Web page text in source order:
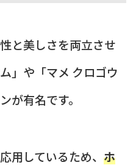
と美しさを両立させ
」や「マメ クロゴウ
が有名です。
用しているため、 ホ